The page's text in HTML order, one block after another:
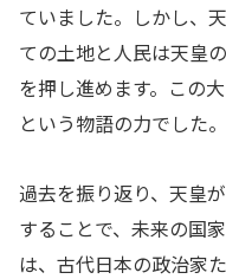
ていました。しかし、
ての土地と人民は天皇
を押し進めます。この
という物語の力でした。
過去を振り返り、天皇
することで、未来の国
は、古代日本の政治家